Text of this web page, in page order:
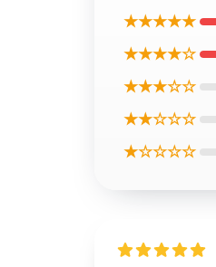
★★★★★
★★★★☆
★★★☆☆
★★☆☆☆
★☆☆☆☆